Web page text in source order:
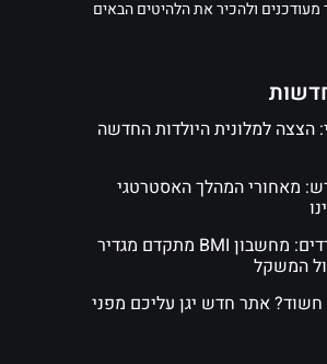
ולהכיר את הלהיטים הבאים
הצצה למלונית היולדות החדשה
מאחורי המהלך האסטרטגי
המדע של המדדים: מחשבון BMI מתקדם מגדיר
המשקל
קיבלתם SMS חשוד? אתר חדש יגן עליכם מפני